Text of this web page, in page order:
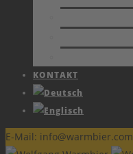
KONTAKT
E-Mail: info@warmbier.com